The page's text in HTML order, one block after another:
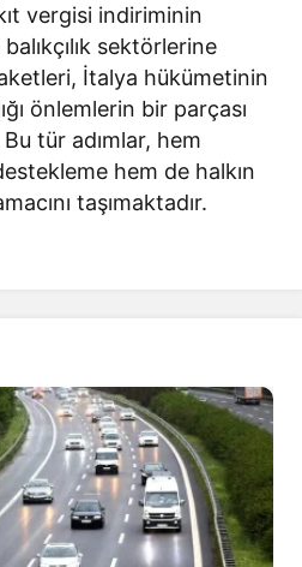
vergisi indiriminin
sektörlerine
İtalya hükümetinin
önlemlerin bir parçası
tür adımlar, hem
hem de halkın
taşımaktadır.